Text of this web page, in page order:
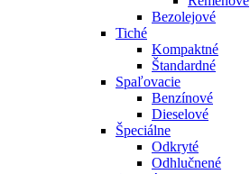
Bezolejové
Tiché
Kompaktné
Štandardné
Spaľovacie
Benzínové
Dieselové
Špeciálne
Odkryté
Odhlučnené